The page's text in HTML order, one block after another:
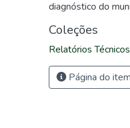
diagnóstico do
Coleções
Relatórios Técnicos
Página do